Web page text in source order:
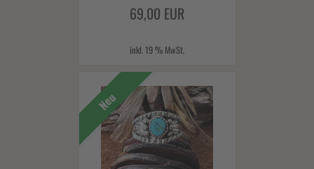
69,00 EUR
inkl. 19 % MwSt.
Neu